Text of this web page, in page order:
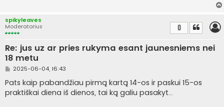
i
n
ė
spikyleaves
Moderatorius
Re: jus uz ar pries rukyma esant jaunesniems nei
18 metu
0
S
a
n
d
2025-06-04, 16:43
Pats kaip pabandžiau pirmą kartą 14-os ir paskui 15-os
praktiškai diena iš dienos, tai ką galiu pasakyt...